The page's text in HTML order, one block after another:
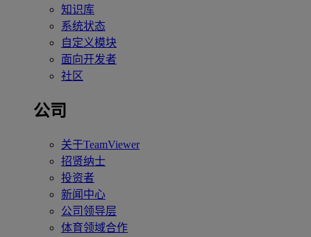
知识库
系统状态
自定义模块
面向开发者
社区
公司
关于TeamViewer
招贤纳士
投资者
新闻中心
公司领导层
体育领域合作